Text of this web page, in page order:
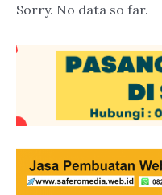
Sorry. No data so far.